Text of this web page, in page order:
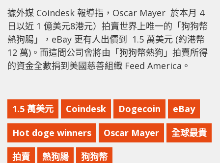
據外媒 Coindesk 報導指，Oscar Mayer 於本月 4
日以近 1 億美元8港元）拍賣世界上唯一的「狗狗幣
熱狗腸」，eBay 更有人出價到 1.5 萬美元 (約港幣
12 萬)。而這間公司會將由「狗狗幣熱狗」拍賣所得
的資金全數捐到美國慈善組織 Feed America。
1.5 萬美元 Coindesk Dogecoin eBay
Hot doge winners Oscar Mayer 全球最貴
拍賣 熱狗腸 狗狗幣